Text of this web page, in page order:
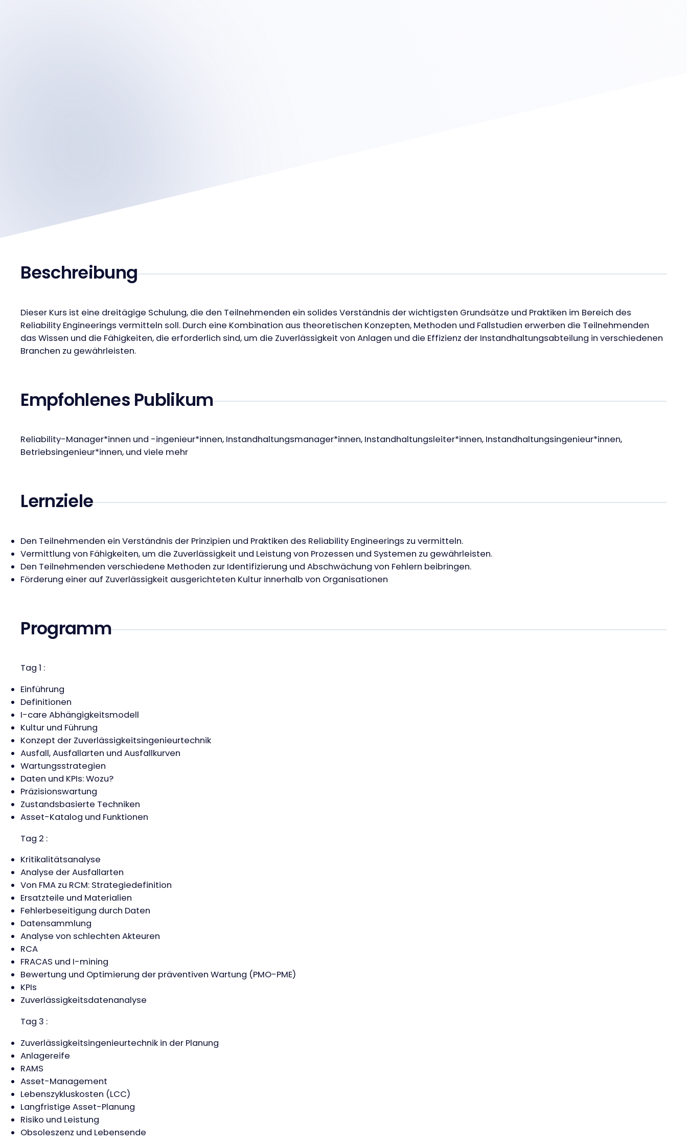
Beschreibung
Dieser Kurs ist eine dreitägige Schulung, die den Teilnehmenden ein solides Verständnis der wichtigsten Grundsätze und Praktiken im Bereich des
Reliability Engineerings vermitteln soll. Durch eine Kombination aus theoretischen Konzepten, Methoden und Fallstudien erwerben die Teilnehmenden
das Wissen und die Fähigkeiten, die erforderlich sind, um die Zuverlässigkeit von Anlagen und die Effizienz der Instandhaltungsabteilung in verschiedenen
Branchen zu gewährleisten.
Empfohlenes Publikum
Reliability-Manager*innen und -ingenieur*innen, Instandhaltungsmanager*innen, Instandhaltungsleiter*innen, Instandhaltungsingenieur*innen,
Betriebsingenieur*innen, und viele mehr
Lernziele
Den Teilnehmenden ein Verständnis der Prinzipien und Praktiken des Reliability Engineerings zu vermitteln.
Vermittlung von Fähigkeiten, um die Zuverlässigkeit und Leistung von Prozessen und Systemen zu gewährleisten.
Den Teilnehmenden verschiedene Methoden zur Identifizierung und Abschwächung von Fehlern beibringen.
Förderung einer auf Zuverlässigkeit ausgerichteten Kultur innerhalb von Organisationen
Programm
Tag 1 :
Einführung
Definitionen
I-care Abhängigkeitsmodell
Kultur und Führung
Konzept der Zuverlässigkeitsingenieurtechnik
Ausfall, Ausfallarten und Ausfallkurven
Wartungsstrategien
Daten und KPIs: Wozu?
Präzisionswartung
Zustandsbasierte Techniken
Asset-Katalog und Funktionen
Tag 2 :
Kritikalitätsanalyse
Analyse der Ausfallarten
Von FMA zu RCM: Strategiedefinition
Ersatzteile und Materialien
Fehlerbeseitigung durch Daten
Datensammlung
Analyse von schlechten Akteuren
RCA
FRACAS und I-mining
Bewertung und Optimierung der präventiven Wartung (PMO-PME)
KPIs
Zuverlässigkeitsdatenanalyse
Tag 3 :
Zuverlässigkeitsingenieurtechnik in der Planung
Anlagereife
RAMS
Asset-Management
Lebenszykluskosten (LCC)
Langfristige Asset-Planung
Risiko und Leistung
Obsoleszenz und Lebensende